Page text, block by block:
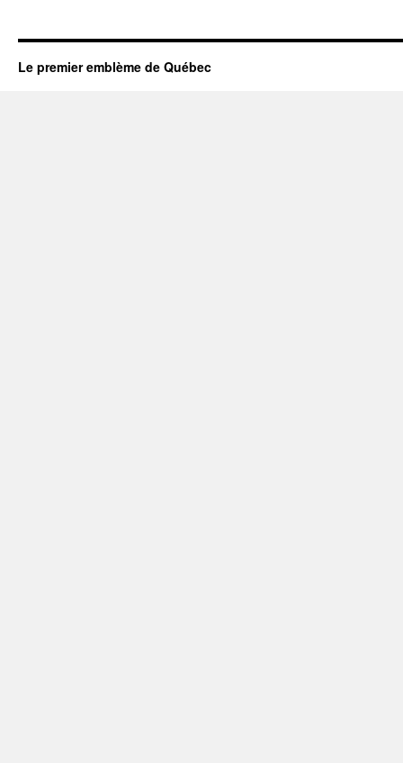
Le premier emblème de Québec